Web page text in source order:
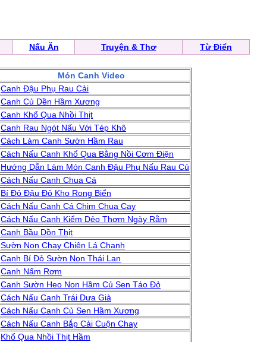
Nấu Ăn Truyện & Thơ
Từ Điển
Món Canh Video
Canh Đậu Phụ Rau Cải
Canh Củ Dền Hầm Xương
Canh Khổ Qua Nhồi Thịt
Canh Rau Ngót Nấu Với Tép Khô
Cách Làm Canh Sườn Hầm Rau
Cách Nấu Canh Khổ Qua Bằng Nồi Cơm Điện
Hướng Dẫn Làm Món Canh Đậu Phụ Nấu Rau Củ
Cách Nấu Canh Chua Cá
Bí Đỏ Đậu Đỏ Kho Rong Biển
Cách Nấu Canh Cá Chim Chua Cay
Cách Nấu Canh Kiểm Dẻo Thơm Ngày Rằm
Canh Bầu Dồn Thịt
Sườn Non Chay Chiên Lá Chanh
Canh Bí Đỏ Sườn Non Thái Lan
Canh Nấm Rơm
Canh Sườn Heo Non Hầm Củ Sen Táo Đỏ
Cách Nấu Canh Trái Dưa Già
Cách Nấu Canh Củ Sen Hầm Xương
Cách Nấu Canh Bắp Cải Cuộn Chay
Khổ Qua Nhồi Thịt Hầm